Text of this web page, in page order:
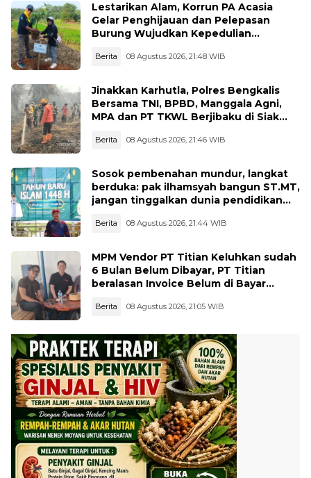
Lestarikan Alam, Korrun PA Acasia
Gelar Penghijauan dan Pelepasan
Burung Wujudkan Kepedulian
Berita 08 Agustus 2026, 21:48 WIB
Jinakkan Karhutla, Polres Bengkalis
Bersama TNI, BPBD, Manggala Agni,
MPA dan PT TKWL Berjibaku di Siak
Berita 08 Agustus 2026, 21:46 WIB
Sosok pembenahan mundur, langkat
berduka: pak ilhamsyah bangun ST.MT,
jangan tinggalkan dunia pendidikan
Berita 08 Agustus 2026, 21:44 WIB
MPM Vendor PT Titian Keluhkan sudah
6 Bulan Belum Dibayar, PT Titian
beralasan Invoice Belum di Bayar
Berita 08 Agustus 2026, 21:05 WIB